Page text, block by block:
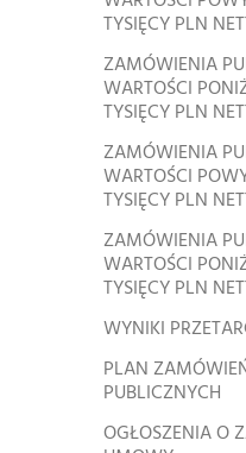
TYSIĘCY PLN
ZAMÓWIENIA
WARTOŚCI
TYSIĘCY PLN
ZAMÓWIENIA
WARTOŚCI
TYSIĘCY PLN
ZAMÓWIENIA
WARTOŚCI
TYSIĘCY PLN
WYNIKI
PLAN
PUBLICZNYCH
OGŁOSZENIA O